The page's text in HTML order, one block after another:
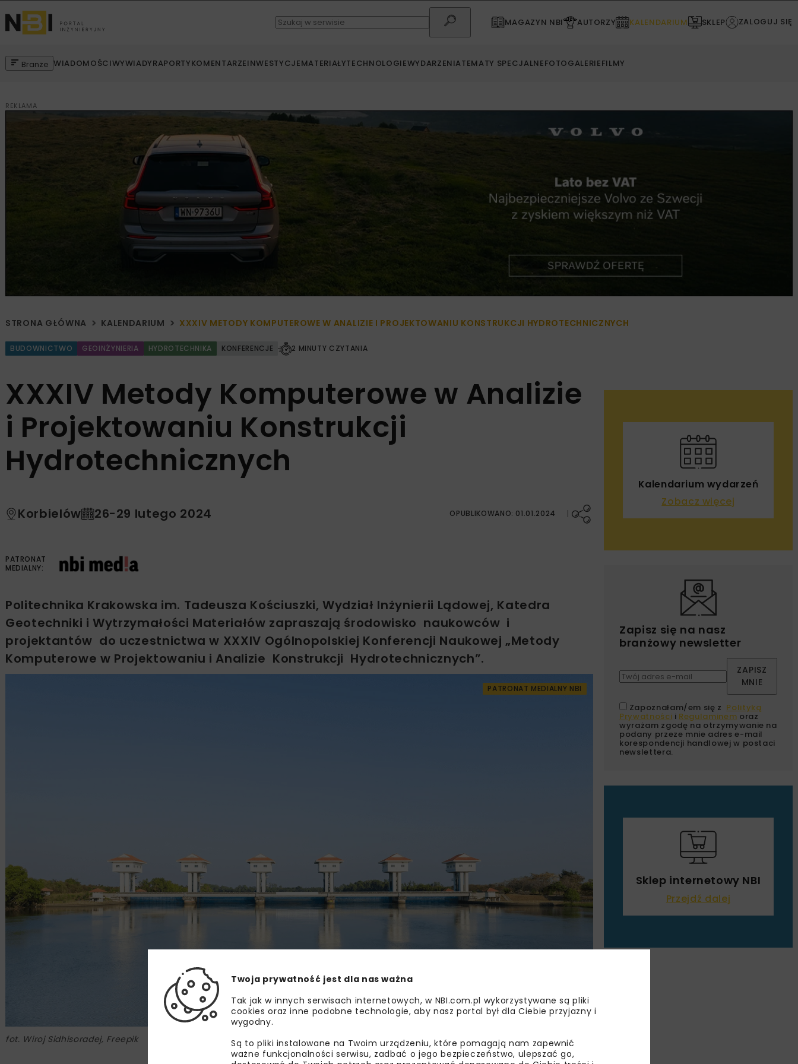
MAGAZYN NBI AUTORZY KALENDARIUM SKLEP ZALOGUJ SIĘ
Branże WIADOMOŚCIWYWIADYRAPORTYKOMENTARZEINWESTYCJEMATERIAŁYTECHNOLOGIEWYDARZENIATEMATY SPECJALNEFOTOGALERIEFILMY
REKLAMA
STRONA GŁÓWNA KALENDARIUM XXXIV METODY KOMPUTEROWE W ANALIZIE I PROJEKTOWANIU KONSTRUKCJI HYDROTECHNICZNYCH
BUDOWNICTWO GEOINŻYNIERIA HYDROTECHNIKA KONFERENCJE 2 MINUTY CZYTANIA
XXXIV Metody Komputerowe w Analizie
i Projektowaniu Konstrukcji
Hydrotechnicznych
Korbielów 26-29 lutego 2024 OPUBLIKOWANO: 01.01.2024
PATRONAT
MEDIALNY:
Politechnika Krakowska im. Tadeusza Kościuszki, Wydział Inżynierii Lądowej, Katedra
Geotechniki i Wytrzymałości Materiałów zapraszają środowisko naukowców i
projektantów do uczestnictwa w XXXIV Ogólnopolskiej Konferencji Naukowej „Metody
Komputerowe w Projektowaniu i Analizie Konstrukcji Hydrotechnicznych”.
PATRONAT MEDIALNY NBI
fot. Wiroj Sidhisoradej, Freepik
Kalendarium wydarzeń
Zobacz więcej
Zapisz się na nasz
branżowy newsletter
ZAPISZ
MNIE
Zapoznałam/em się z Polityką
Prywatności i Regulaminem oraz
wyrażam zgodę na otrzymywanie na
podany przeze mnie adres e-mail
korespondencji handlowej w postaci
newslettera.
Sklep internetowy NBI
Przejdź dalej
Twoja prywatność jest dla nas ważna
Tak jak w innych serwisach internetowych, w NBI.com.pl wykorzystywane są pliki
cookies oraz inne podobne technologie, aby nasz portal był dla Ciebie przyjazny i
wygodny.
Są to pliki instalowane na Twoim urządzeniu, które pomagają nam zapewnić
ważne funkcjonalności serwisu, zadbać o jego bezpieczeństwo, ulepszać go,